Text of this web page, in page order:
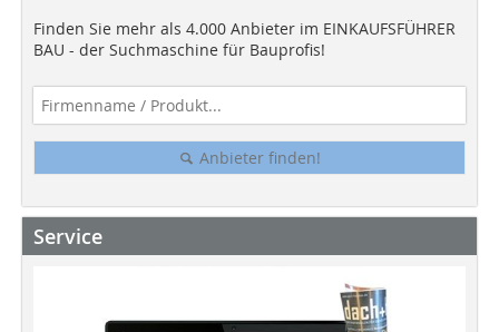
Finden Sie mehr als 4.000 Anbieter im EINKAUFSFÜHRER
BAU - der Suchmaschine für Bauprofis!
Anbieter finden!
Service